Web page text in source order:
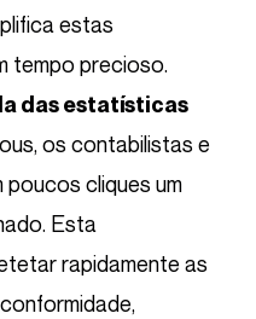
estas
tempo precioso.
das estatísticas
os contabilistas e
cliques um
Esta
rapidamente as